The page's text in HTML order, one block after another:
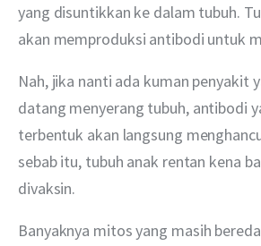
yang disuntikkan ke dalam tubuh.
akan memproduksi antibodi untuk
Nah, jika nanti ada kuman penyakit
datang menyerang tubuh, antibodi
terbentuk akan langsung
sebab itu, tubuh anak rentan kena
divaksin.
Banyaknya mitos yang masih